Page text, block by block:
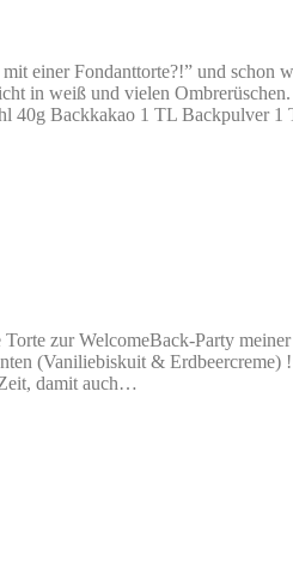
einer Fondanttorte?!” und
in weiß und vielen
40g Backkakao 1 TL Backpulver
zur WelcomeBack-Party
(Vaniliebiskuit &
damit auch…